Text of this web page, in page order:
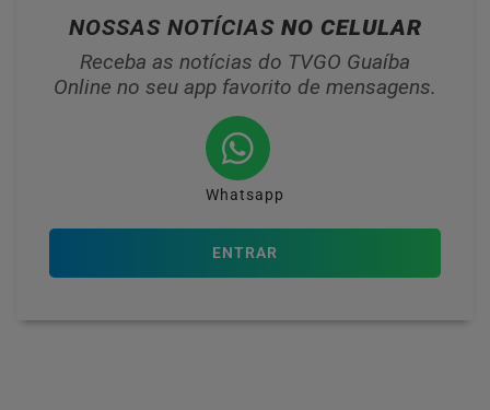
NOSSAS NOTÍCIAS NO CELULAR
Receba as notícias do TVGO Guaíba
Online no seu app favorito de mensagens.
Whatsapp
ENTRAR